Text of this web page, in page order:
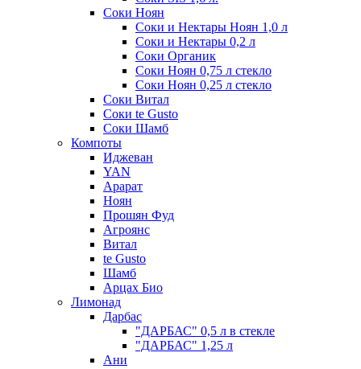
Соки Ноян
Соки и Нектары Ноян 1,0 л
Соки и Нектары 0,2 л
Соки Органик
Соки Ноян 0,75 л стекло
Соки Ноян 0,25 л стекло
Соки Витал
Соки te Gusto
Соки Шамб
Компоты
Иджеван
YAN
Арарат
Ноян
Прошян Фуд
Агроянс
Витал
te Gusto
Шамб
Арцах Био
Лимонад
Дарбас
"ДАРБАС" 0,5 л в стекле
"ДАРБАС" 1,25 л
Ани